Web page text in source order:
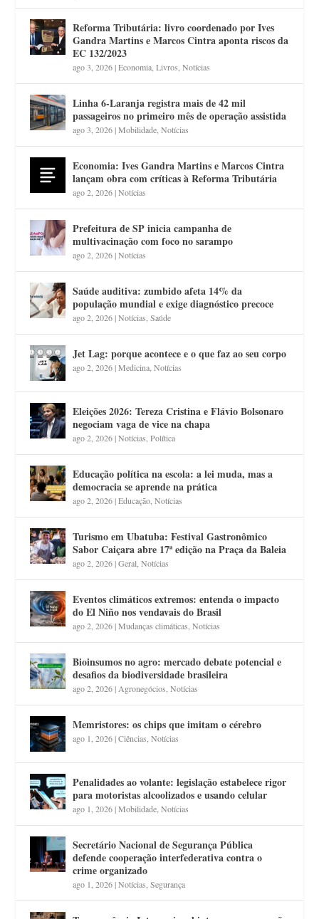
Reforma Tributária: livro coordenado por Ives
Gandra Martins e Marcos Cintra aponta riscos da
EC 132/2023
ago 3, 2026|Economia ,Livros ,Notícias
Linha 6-Laranja registra mais de 42 mil
passageiros no primeiro mês de operação assistida
ago 3, 2026|Mobilidade ,Notícias
Economia: Ives Gandra Martins e Marcos Cintra
lançam obra com críticas à Reforma Tributária
ago 2, 2026|Notícias
Prefeitura de SP inicia campanha de
multivacinação com foco no sarampo
ago 2, 2026|Notícias
Saúde auditiva: zumbido afeta 14% da
população mundial e exige diagnóstico precoce
ago 2, 2026|Notícias ,Saúde
Jet Lag: porque acontece e o que faz ao seu corpo
ago 2, 2026|Medicina ,Notícias
Eleições 2026: Tereza Cristina e Flávio Bolsonaro
negociam vaga de vice na chapa
ago 2, 2026|Notícias ,Política
Educação política na escola: a lei muda, mas a
democracia se aprende na prática
ago 2, 2026|Educação ,Notícias
Turismo em Ubatuba: Festival Gastronômico
Sabor Caiçara abre 17ª edição na Praça da Baleia
ago 2, 2026|Geral ,Notícias
Eventos climáticos extremos: entenda o impacto
do El Niño nos vendavais do Brasil
ago 2, 2026|Mudanças climáticas ,Notícias
Bioinsumos no agro: mercado debate potencial e
desafios da biodiversidade brasileira
ago 2, 2026| Agronegócios ,Notícias
Memristores: os chips que imitam o cérebro
ago 1, 2026|Ciências ,Notícias
Penalidades ao volante: legislação estabelece rigor
para motoristas alcoolizados e usando celular
ago 1, 2026|Mobilidade ,Notícias
Secretário Nacional de Segurança Pública
defende cooperação interfederativa contra o
crime organizado
ago 1, 2026|Notícias ,Segurança